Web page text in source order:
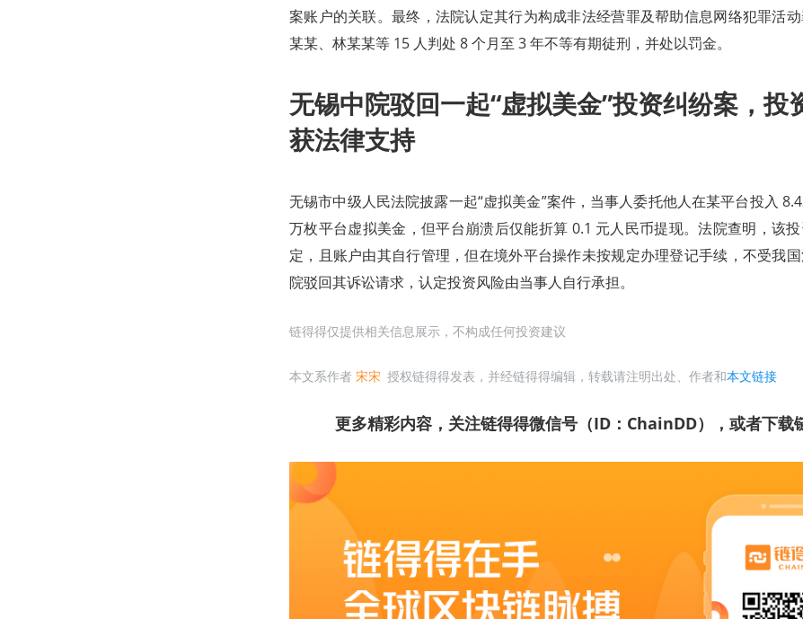
案账户的关联。最终，法院认定其行为构成非法经营罪及帮助信息网络犯罪活
某某、林某某等 15 人判处 8 个月至 3 年不等有期徒刑，并处以罚金。
无锡中院驳回一起“虚拟美金”投资纠纷案，投
获法律支持
无锡市中级人民法院披露一起“虚拟美金”案件，当事人委托他人在某平台投入
万枚平台虚拟美金，但平台崩溃后仅能折算 0.1 元人民币提现。法院查明，该
定，且账户由其自行管理，但在境外平台操作未按规定办理登记手续，不受我
院驳回其诉讼请求，认定投资风险由当事人自行承担。
链得得仅提供相关信息展示，不构成任何投资建议
本文系作者 宋宋 授权链得得发表，并经链得得编辑，转载请注明出处、作者和本文链接
更多精彩内容，关注链得得微信号（ID：ChainDD），或者下载